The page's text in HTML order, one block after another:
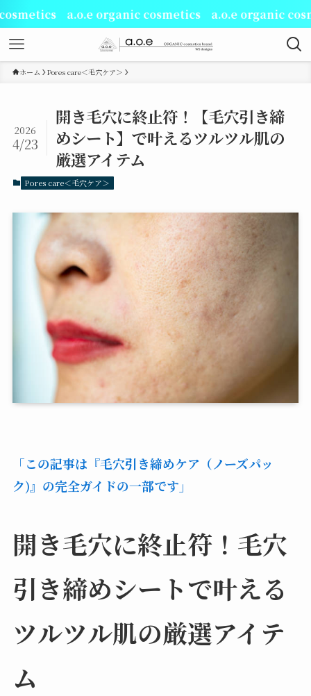
organic cosmetics a.o.e organic cosmetics
ホーム Pores care＜毛穴ケア＞
開き毛穴に終止符！【毛穴引き締
めシート】で叶えるツルツル肌の
厳選アイテム
2026
4/23
Pores care＜毛穴ケア＞
「この記事は『毛穴引き締めケア（ノーズパッ
ク)』の完全ガイドの一部です」
開き毛穴に終止符！毛穴
引き締めシートで叶える
ツルツル肌の厳選アイテ
ム